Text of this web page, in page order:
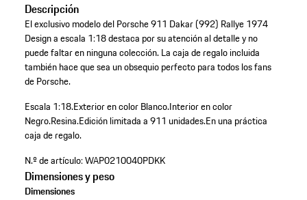
Descripción
El exclusivo modelo del Porsche 911 Dakar (992) Rallye 1974
Design a escala 1:18 destaca por su atención al detalle y no
puede faltar en ninguna colección. La caja de regalo incluida
también hace que sea un obsequio perfecto para todos los fans
de Porsche.
Escala 1:18.Exterior en color Blanco.Interior en color
Negro.Resina.Edición limitada a 911 unidades.En una práctica
caja de regalo.
N.º de artículo:WAP0210040PDKK
Dimensiones y peso
Dimensiones